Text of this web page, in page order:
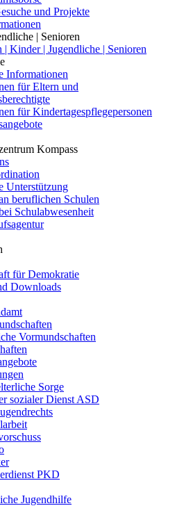
und Projekte
| Senioren
| Kinder | Jugendliche | Senioren
Informationen
für Eltern und
für Kindertagespflegepersonen
Kompass
Unterstützung
beruflichen Schulen
Schulabwesenheit
für Demokratie
Downloads
Vormundschaften
Sorge
sozialer Dienst ASD
PKD
Jugendhilfe